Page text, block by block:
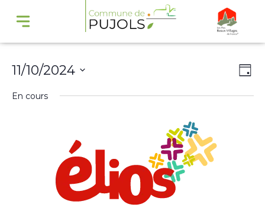
Jour
11/10/2024
En cours